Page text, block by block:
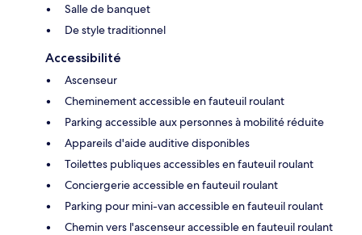
Salle de banquet
De style traditionnel
Accessibilité
Ascenseur
Cheminement accessible en fauteuil roulant
Parking accessible aux personnes à mobilité réduite
Appareils d'aide auditive disponibles
Toilettes publiques accessibles en fauteuil roulant
Conciergerie accessible en fauteuil roulant
Parking pour mini-van accessible en fauteuil roulant
Chemin vers l'ascenseur accessible en fauteuil roulant